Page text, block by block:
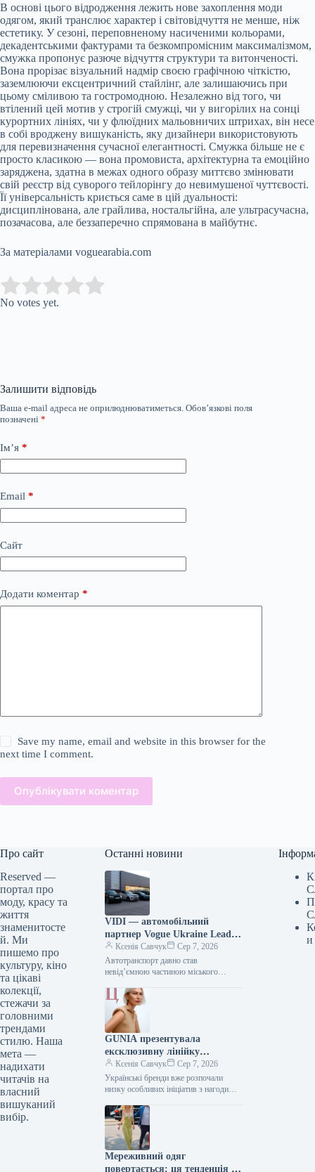
В основі цього відродження лежить нове захоплення моди
одягом, який транслює характер і світовідчуття не менше, ніж
естетику. У сезоні, переповненому насиченими кольорами,
декадентськими фактурами та безкомпромісним максималізмом,
смужка пропонує разюче відчуття структури та витонченості.
Вона прорізає візуальний надмір своєю графічною чіткістю,
заземлюючи ексцентричний стайлінг, але залишаючись при
цьому сміливою та гостромодною. Незалежно від того, чи
втілений цей мотив у строгій смужці, чи у вигорілих на сонці
курортних лініях, чи у флюїдних мальовничих штрихах, він несе
в собі вроджену вишуканість, яку дизайнери використовують
для перевизначення сучасної елегантності. Смужка більше не є
просто класикою — вона промовиста, архітектурна та емоційно
заряджена, здатна в межах одного образу миттєво змінювати
свій реєстр від суворого тейлорінгу до невимушеної чуттєвості.
Її універсальність криється саме в цій дуальності:
дисциплінована, але грайлива, ностальгійна, але ультрасучасна,
позачасова, але беззаперечно спрямована в майбутнє.
За матеріалами voguearabia.com
Rate this item:
No votes yet.
Залишити відповідь
Ваша e-mail адреса не оприлюднюватиметься. Обов’язкові поля
позначені *
Ім’я *
Email *
Сайт
Додати коментар *
Save my name, email and website in this browser for the
next time I comment.
Опублікувати коментар
Про сайт
Reserved —
портал про
моду, красу та
життя
знаменитосте
й. Ми
пишемо про
культуру, кіно
та цікаві
колекції,
стежачи за
головними
трендами
стилю. Наша
мета —
надихати
читачів на
власний
вишуканий
вибір.
Останні новини
VIDI — автомобільний
партнер Vogue Ukraine Leaders
Gala: які автомобілі будуть
представлені на заході
Ксенія Савчук
Сер 7, 2026
Автотранспорт давно став
невід’ємною частиною міського
роботу та дім, подорожі та
повсякденні клопоти. Тому вибір…
GUNIA презентувала
ексклюзивну лінійку
ювелірних виробів на честь
Дня Незалежності
Ксенія Савчук
Сер 7, 2026
Українські бренди вже розпочали
низку особливих ініціатив з нагоди
Project презентували символічну серію
прикрас – позолочені…
Мереживний одяг
повертається: ця тенденція з
и